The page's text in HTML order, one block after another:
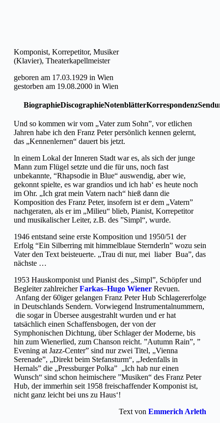
Komponist, Korrepetitor, Musiker
(Klavier), Theaterkapellmeister
geboren am 17.03.1929 in Wien
gestorben am 19.08.2000 in Wien
BiographieDiscographieNotenblätterKorrespondenz
Und so kommen wir vom „Vater zum Sohn”, vor etlichen
Jahren habe ich den Franz Peter persönlich kennen gelernt,
das „Kennenlernen“ dauert bis jetzt.
ln einem Lokal der Inneren Stadt war es, als sich der junge
Mann zum Flügel setzte und die für uns, noch fast
unbekannte, “Rhapsodie in Blue“ auswendig, aber wie,
gekonnt spielte, es war grandios und ich hab‘ es heute noch
im Ohr. „Ich grat mein Vatern nach“ hieß dann die
Komposition des Franz Peter, insofern ist er dem „Vatern”
nachgeraten, als er im „Milieu“ blieb, Pianist, Korrepetitor
und musikalischer Leiter, z.B. des ”Simpl“, wurde.
1946 entstand seine erste Komposition und 1950/51 der
Erfolg “Ein Silberring mit himmelblaue Sternderln” wozu sein
Vater den Text beisteuerte. „Trau di nur, mei liaber Bua”, das
nächste …
1953 Hauskomponist und Pianist des „Simpl”, Schöpfer und
Begleiter zahlreicherFarkas–Hugo Wiener Revuen.
Anfang der 60iger gelangen Franz Peter Hub Schlagererfolge
in Deutschlands Sendern. Vorwiegend Instrumentalnummern,
die sogar in Übersee ausgestrahlt wurden und er hat
tatsächlich einen Schaffensbogen, der von der
Symphonischen Dichtung, über Schlager der Moderne, bis
hin zum Wienerlied, zum Chanson reicht. ”Autumn Rain”, ”
Evening at Jazz-Center” sind nur zwei Titel, „Vienna
Serenade”, „Direkt beim Stefansturm“, „Jedenfalls in
Hernals” die „Pressburger Polka” „Ich hab nur einen
Wunsch“ sind schon heimischere ”Musiken“ des Franz Peter
Hub, der immerhin seit 1958 freischaffender Komponist ist,
nicht ganz leicht bei uns zu Haus‘!
Text von Emmerich Arleth